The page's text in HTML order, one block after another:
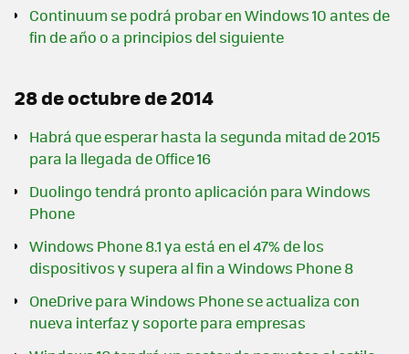
Continuum se podrá probar en Windows 10 antes de
fin de año o a principios del siguiente
28 de octubre de 2014
Habrá que esperar hasta la segunda mitad de 2015
para la llegada de Office 16
Duolingo tendrá pronto aplicación para Windows
Phone
Windows Phone 8.1 ya está en el 47% de los
dispositivos y supera al fin a Windows Phone 8
OneDrive para Windows Phone se actualiza con
nueva interfaz y soporte para empresas